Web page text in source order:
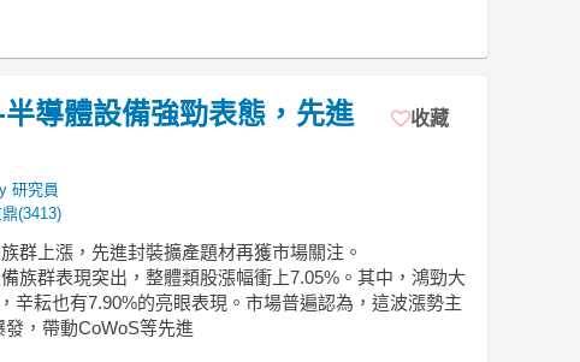
導體設備強勁表態，先進
研究員
(3413)
收藏
群上漲，先進封裝擴產題材再獲市場關注。
族群表現突出，整體類股漲幅衝上7.05%。其中，鴻勁大
辛耘也有7.90%的亮眼表現。市場普遍認為，這波漲勢主
，帶動CoWoS等先進